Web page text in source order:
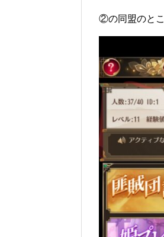
②の同盟のとこ